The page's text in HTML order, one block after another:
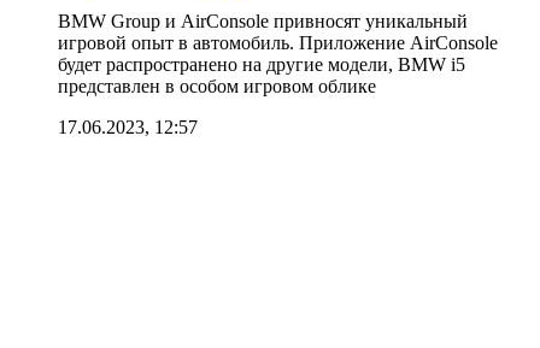
BMW Group и AirConsole привносят уникальный
игровой опыт в автомобиль. Приложение AirConsole
будет распространено на другие модели, BMW i5
представлен в особом игровом облике
17.06.2023, 12:57